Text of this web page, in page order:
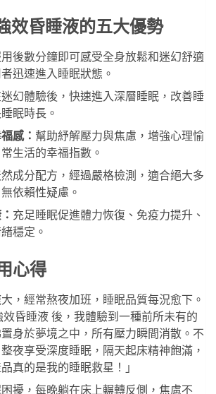
效昏睡液的五大優勢
用後數分鐘即可感受全身放鬆和迷幻舒適
迅速進入睡眠狀態。
幻體驗後，快速進入深層睡眠，改善睡
眠時長。
感： 幫助紓解壓力與焦慮，增強心理愉
生活的幸福指數。
然成分配方，經過嚴格檢測，適合絕大多
依賴性疑慮。
充足睡眠促進體力恢復、免疫力提升、
穩定。
心得
大，經常熬夜加班，睡眠品質每況愈下。
效昏睡液 後，我體驗到一種前所未有的
身於夢境之中，所有壓力瞬間消散。不
夜享受深度睡眠，隔天起床精神飽滿，
真的是我的睡眠救星！」
困擾，每晚躺在床上輾轉反側，焦慮不